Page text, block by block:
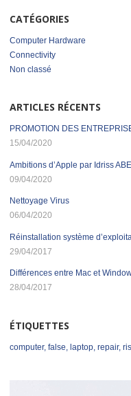
CATÉGORIES
Computer Hardware
Connectivity
Non classé
ARTICLES RÉCENTS
PROMOTION DES
15/04/2020
Ambitions d’Apple par Idriss
09/04/2020
Nettoyage Virus
06/04/2020
Réinstallation système
29/04/2017
Différences entre Mac et
28/04/2017
ÉTIQUETTES
computer, false, laptop, repair,